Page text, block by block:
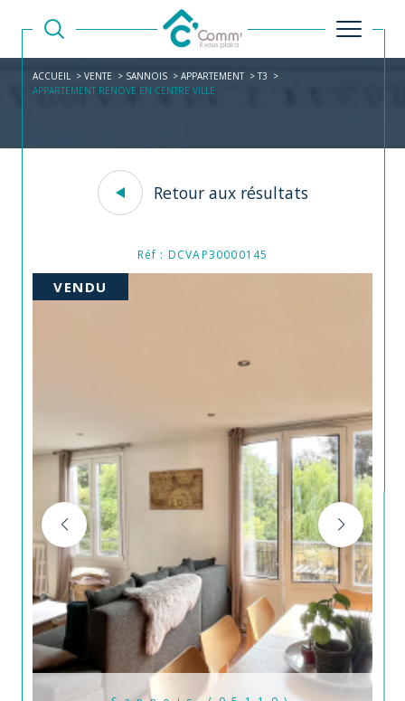
ACCUEIL VENTE SANNOIS APPARTEMENT
T3
APPARTEMENT RENOVE EN CENTRE VILLE
Retour aux résultats
Réf : DCVAP30000145
VENDU